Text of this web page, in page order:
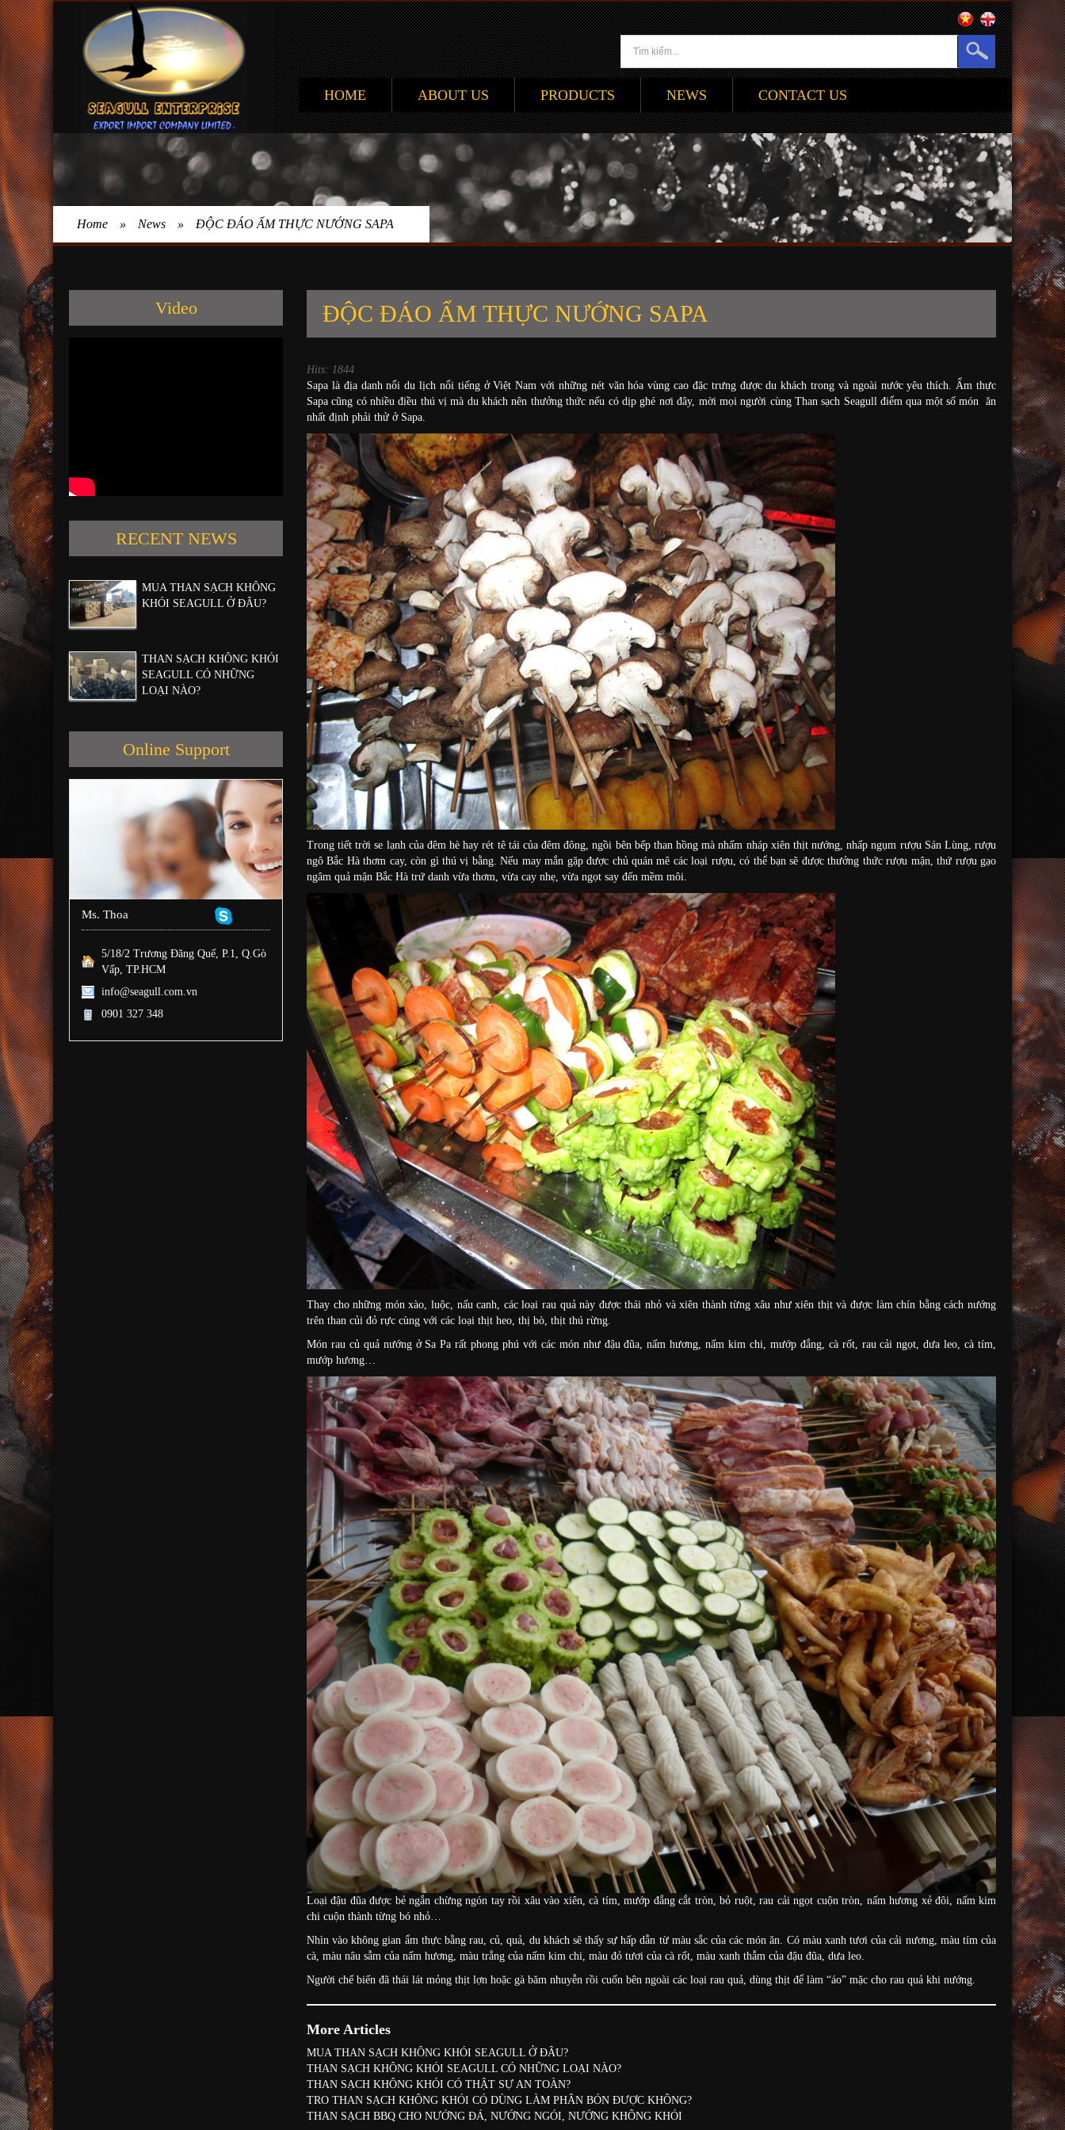
HOME ABOUT US PRODUCTS NEWS CONTACT US
Home » News » ĐỘC ĐÁO ẨM THỰC NƯỚNG SAPA
Video
RECENT NEWS
MUA THAN SẠCH KHÔNG
KHÓI SEAGULL Ở ĐÂU?
THAN SẠCH KHÔNG KHÓI
SEAGULL CÓ NHỮNG
LOẠI NÀO?
Online Support
Ms. Thoa
5/18/2 Trương Đăng Quế, P.1, Q.Gò
Vấp, TP.HCM
info@seagull.com.vn
0901 327 348
ĐỘC ĐÁO ẨM THỰC NƯỚNG SAPA
Hits: 1844
Sapa là địa danh nổi du lịch nổi tiếng ở Việt Nam với những nét văn hóa vùng cao đặc trưng được du khách trong và ngoài nước yêu thích. Ẩm thực
Sapa cũng có nhiều điều thú vị mà du khách nên thưởng thức nếu có dịp ghé nơi đây, mời mọi người cùng Than sạch Seagull điểm qua một số món ăn
nhất định phải thử ở Sapa.
Trong tiết trời se lạnh của đêm hè hay rét tê tái của đêm đông, ngồi bên bếp than hồng mà nhấm nháp xiên thịt nướng, nhấp ngụm rượu Sán Lùng, rượu
ngô Bắc Hà thơm cay, còn gì thú vị bằng. Nếu may mắn gặp được chủ quán mê các loại rượu, có thể bạn sẽ được thưởng thức rượu mận, thứ rượu gạo
ngâm quả mận Bắc Hà trứ danh vừa thơm, vừa cay nhẹ, vừa ngọt say đến mềm môi.
Thay cho những món xào, luộc, nấu canh, các loại rau quả này được thái nhỏ và xiên thành từng xâu như xiên thịt và được làm chín bằng cách nướng
trên than củi đỏ rực cùng với các loại thịt heo, thị bò, thịt thú rừng.
Món rau củ quả nướng ở Sa Pa rất phong phú với các món như đậu đũa, nấm hương, nấm kim chi, mướp đắng, cà rốt, rau cải ngọt, dưa leo, cà tím,
mướp hương…
Loại đậu đũa được bẻ ngắn chừng ngón tay rồi xâu vào xiên, cà tím, mướp đắng cắt tròn, bỏ ruột, rau cải ngọt cuộn tròn, nấm hương xẻ đôi, nấm kim
chi cuộn thành từng bó nhỏ…
Nhìn vào không gian ẩm thực bằng rau, củ, quả, du khách sẽ thấy sự hấp dẫn từ màu sắc của các món ăn. Có màu xanh tươi của cải nương, màu tím của
cà, màu nâu sẫm của nấm hương, màu trắng của nấm kim chi, màu đỏ tươi của cà rốt, màu xanh thẫm của đậu đũa, dưa leo.
Người chế biến đã thái lát mỏng thịt lợn hoặc gà băm nhuyễn rồi cuốn bên ngoài các loại rau quả, dùng thịt để làm “áo” mặc cho rau quả khi nướng.
More Articles
MUA THAN SẠCH KHÔNG KHÓI SEAGULL Ở ĐÂU?
THAN SẠCH KHÔNG KHÓI SEAGULL CÓ NHỮNG LOẠI NÀO?
THAN SẠCH KHÔNG KHÓI CÓ THẬT SỰ AN TOÀN?
TRO THAN SẠCH KHÔNG KHÓI CÓ DÙNG LÀM PHÂN BÓN ĐƯỢC KHÔNG?
THAN SẠCH BBQ CHO NƯỚNG ĐÁ, NƯỚNG NGÓI, NƯỚNG KHÔNG KHÓI